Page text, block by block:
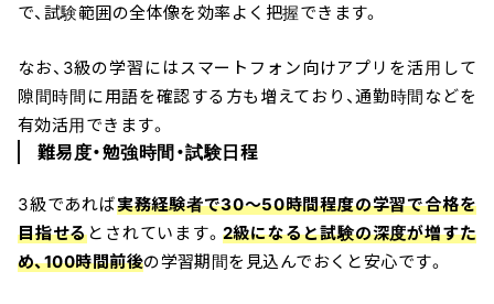
で、試験範囲の全体像を効率よく把握できます。
なお、3級の学習にはスマートフォン向けアプリを活用して
隙間時間に用語を確認する方も増えており、通勤時間などを
有効活用できます。
難易度・勉強時間・試験日程
3級であれば実務経験者で30〜50時間程度の学習で合格を
目指せるとされています。 2級になると試験の深度が増すた
め、100時間前後の学習期間を見込んでおくと安心です。